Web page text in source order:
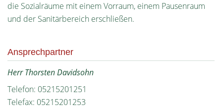
die Sozialräume mit einem Vorraum, einem Pausenraum
und der Sanitärbereich erschließen.
Ansprechpartner
Herr Thorsten Davidsohn
Telefon: 05215201251
Telefax: 05215201253